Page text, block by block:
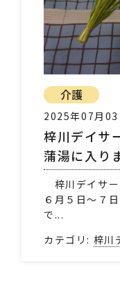
介護
2025年07月03
梓川デイ
蒲湯に入り
梓川デイサー
６月５日～７
で...
カテゴリ: 梓川